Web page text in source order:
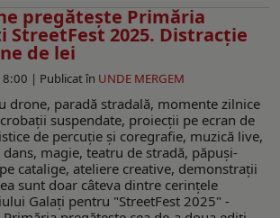
ne pregăteşte Primăria
StreetFest 2025. Distracţie
de lei
| Publicat în UNDE MERGEM
drone, paradă stradală, momente zilnice
suspendate, proiecţii pe ecran de
de percuţie şi coregrafie, muzică live,
magie, teatru de stradă, păpuşi-
catalige, ateliere creative, demonstraţii
sunt doar câteva dintre cerinţele
Galaţi pentru "StreetFest 2025" -